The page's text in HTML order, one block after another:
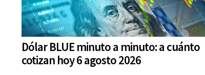
Dólar BLUE minuto a minuto: a cuánto
cotizan hoy 6 agosto 2026